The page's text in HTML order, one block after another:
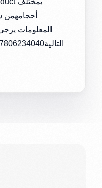
أحجامهمن
المعلومات